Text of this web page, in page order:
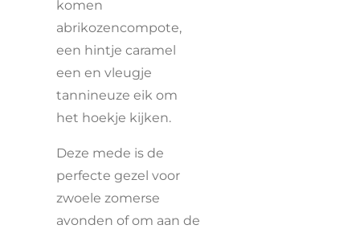
komen
abrikozencompote,
een hintje caramel
een en vleugje
tannineuze eik om
het hoekje kijken.
Deze mede is de
perfecte gezel voor
zwoele zomerse
avonden of om aan de